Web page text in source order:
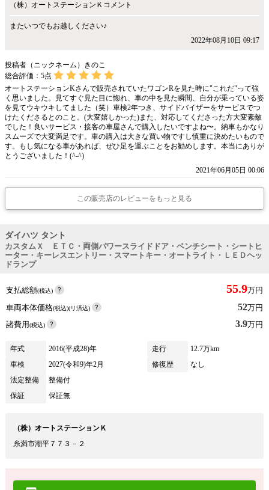
（株）オートステーションＫコメント
またいつでもお越しください♪
2022年08月10日 09:17
投稿者（ニックネーム）きのこ
総合評価： 5点
オートステーションKさんで販売されていたワゴンRを見た時に"これだ"って強
く思いました。見てすぐ見た目に惚れ、車の中を見た瞬間、自分が乗っている姿
を見てウキウキしてました（笑）車検2年つき、サイドバイザーをサービスでつ
けたくださるとのこと。(大変嬉しかった)また、対応してくださった方大変素敵
でした！良いサービス・接客の車屋さんで購入したいですよね〜。納車もかなり
スムーズで大変満足です。車の購入は大きな買い物ですし慎重に決めたいもので
す。もし気になる車があれば、ぜひ足を運ぶことをお勧めします。本当にありが
とうございました！(^-^)
2021年06月05日 00:06
この販売店のレビューをもっと見る
ダイハツ タント
カスタムＸ ＥＴＣ・両側パワースライドドア・ベンチシート・シートヒ
ーター・キーレスエントリー・スマートキー・オートライト・ＬＥＤヘッ
ドランプ
支払総額(税込) 55.9万円
車両本体価格(税込)(リ済込) 52万円
諸費用(税込) 3.9万円
年式 2016(平成28)年 走行
12.7万km
車検
2027(令和9)年2月 修復歴
なし
法定整備
整備付
保証
保証無
（株）オートステーションＫ
糸満市潮平７７３－２